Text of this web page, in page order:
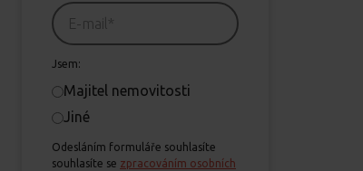
Jsem:
Majitel nemovitosti
Jiné
Odesláním formuláře souhlasíte
souhlasíte se zpracováním osobních